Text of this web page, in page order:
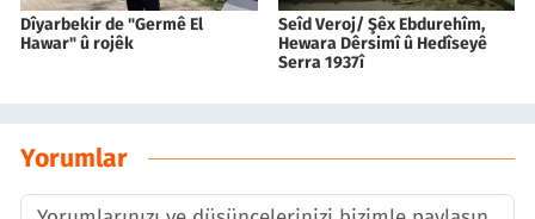
Dîyarbekir de "Germê El
Hawar" û rojêk
Seîd Veroj/ Şêx Ebdurehîm,
Hewara Dêrsimî û Hedîseyê
Serra 1937î
Yorumlar